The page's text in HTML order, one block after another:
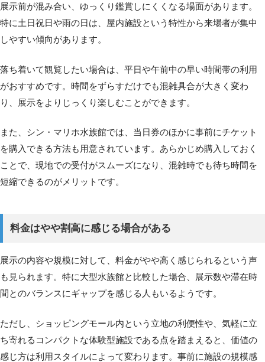
展示前が混み合い、ゆっくり鑑賞しにくくなる場面があります。
特に土日祝日や雨の日は、屋内施設という特性から来場者が集中
しやすい傾向があります。
落ち着いて観覧したい場合は、平日や午前中の早い時間帯の利用
がおすすめです。時間をずらすだけでも混雑具合が大きく変わ
り、展示をよりじっくり楽しむことができます。
また、シン・マリホ水族館では、当日券のほかに事前にチケット
を購入できる方法も用意されています。あらかじめ購入しておく
ことで、現地での受付がスムーズになり、混雑時でも待ち時間を
短縮できるのがメリットです。
料金はやや割高に感じる場合がある
展示の内容や規模に対して、料金がやや高く感じられるという声
も見られます。特に大型水族館と比較した場合、展示数や滞在時
間とのバランスにギャップを感じる人もいるようです。
ただし、ショッピングモール内という立地の利便性や、気軽に立
ち寄れるコンパクトな体験型施設である点を踏まえると、価値の
感じ方は利用スタイルによって変わります。事前に施設の規模感